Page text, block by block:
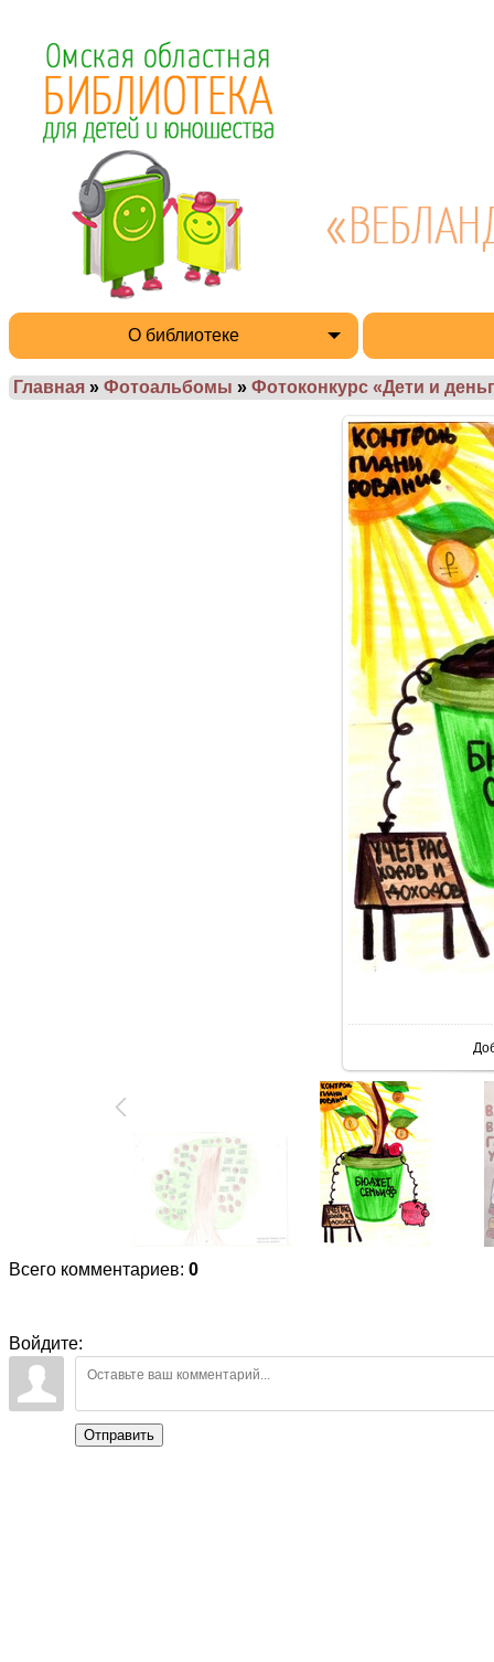
О библиотеке
Главная » Фотоальбомы » Фотоконкурс «Дети и
Всего комментариев: 0
Войдите:
Отправить